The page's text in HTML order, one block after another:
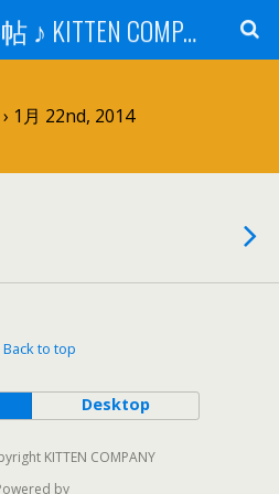
はなうた手帖 ♪ KITTEN COMPANY
1月 22nd, 2014
Back to top
Desktop
KITTEN COMPANY
by